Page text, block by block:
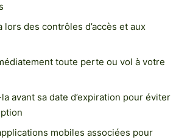
lors des contrôles d’accès et aux
toute perte ou vol à votre
avant sa date d’expiration pour éviter
mobiles associées pour